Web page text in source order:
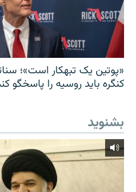
«پوتین یک تبهکار است»؛
کنگره باید روسیه را پاسخگو
بشنوید